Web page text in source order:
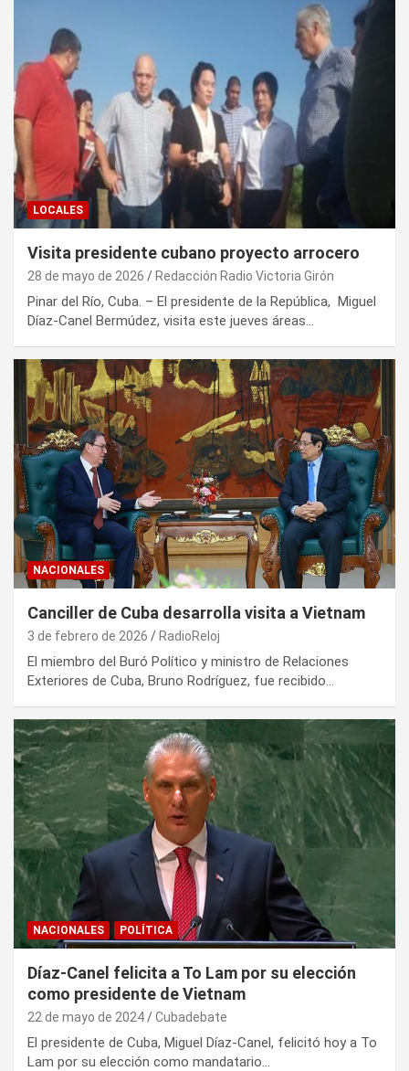
LOCALES
Visita presidente cubano proyecto arrocero
28 de mayo de 2026 Redacción Radio Victoria Girón
Pinar del Río, Cuba. – El presidente de la República, Miguel
Díaz-Canel Bermúdez, visita este jueves áreas…
NACIONALES
Canciller de Cuba desarrolla visita a Vietnam
3 de febrero de 2026 RadioReloj
El miembro del Buró Político y ministro de Relaciones
Exteriores de Cuba, Bruno Rodríguez, fue recibido…
NACIONALES POLÍTICA
Díaz-Canel felicita a To Lam por su elección
como presidente de Vietnam
22 de mayo de 2024 Cubadebate
El presidente de Cuba, Miguel Díaz-Canel, felicitó hoy a To
Lam por su elección como mandatario…